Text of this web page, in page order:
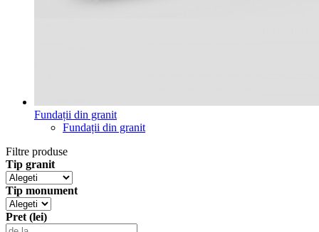
Fundații din granit
Fundații din granit
Filtre produse
Tip granit
Tip monument
Pret (lei)